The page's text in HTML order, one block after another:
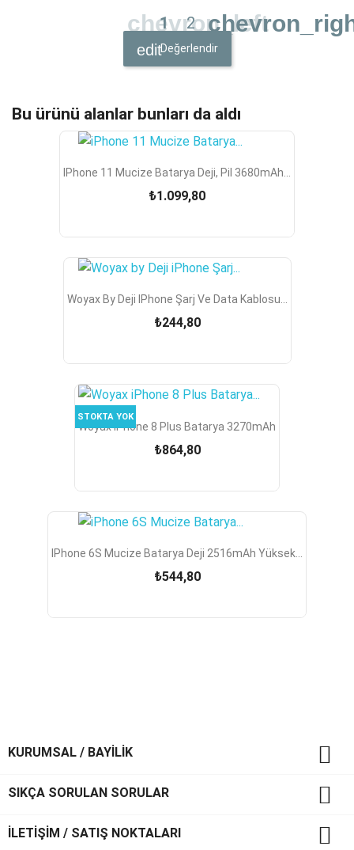
chevron_left
1 2
Değerlendir
Bu ürünü alanlar bunları da aldı
IPhone 11 Mucize Batarya Deji, Pil 3680mAh...
₺1.099,80
Woyax By Deji IPhone Şarj Ve Data Kablosu...
₺244,80
Woyax IPhone 8 Plus Batarya 3270mAh
₺864,80
STOKTA YOK
IPhone 6S Mucize Batarya Deji 2516mAh Yüksek...
₺544,80
KURUMSAL / BAYİLİK 
SIKÇA SORULAN SORULAR 
İLETİŞİM / SATIŞ NOKTALARI 